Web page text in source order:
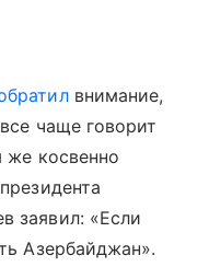
внимание,
чаще говорит
же косвенно
заявил: «Если
Азербайджан».